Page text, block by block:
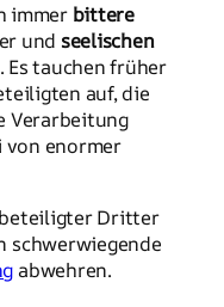
immer bittere
und seelischen
tauchen früher
auf, die
Verarbeitung
von enormer
Dritter
schwerwiegende
abwehren.